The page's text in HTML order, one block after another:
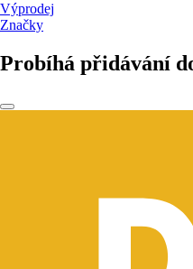
Výprodej
Značky
Probíhá přidávání